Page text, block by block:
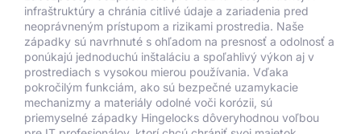
infraštruktúry a chránia citlivé údaje a zariadenia pred
neoprávneným prístupom a rizikami prostredia. Naše
západky sú navrhnuté s ohľadom na presnosť a odolnosť a
ponúkajú jednoduchú inštaláciu a spoľahlivý výkon aj v
prostrediach s vysokou mierou používania. Vďaka
pokročilým funkciám, ako sú bezpečné uzamykacie
mechanizmy a materiály odolné voči korózii, sú
priemyselné západky Hingelocks dôveryhodnou voľbou